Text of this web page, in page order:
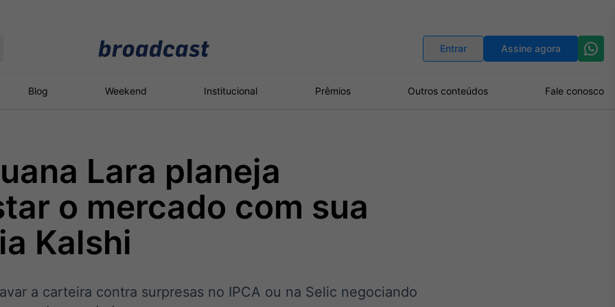
Entrar Assine agora
Blog Weekend Institucional Prêmios Outros conteúdos Fale conosco
Político
Os bastidores da
política em tempo
Energia
O setor de
energia elétrica
no Brasil
Broadcast
White Label
Plataforma para
Broadcast
Broadcast
Broadcast
Broadcast
Lara planeja
o mercado com sua
Kalshi
a carteira contra surpresas no IPCA ou na Selic negociando